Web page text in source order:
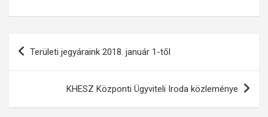
Bejegyzés
navigáció
Területi jegyáraink 2018. január 1-től
KHESZ Központi Ügyviteli Iroda közleménye